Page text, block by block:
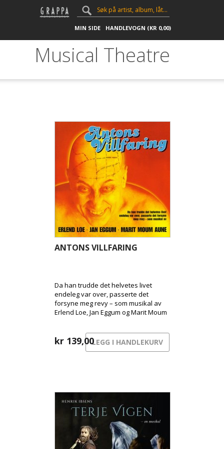
MIN SIDE HANDLEVOGN (KR 0,00)
Musical Theatre
ANTONS VILLFARING
Da han trudde det helvetes livet
endeleg var over, passerte det
forsyne meg revy – som musikal av
Erlend Loe, Jan Eggum og Marit Moum
kr 139,00LEGG I HANDLEKURV